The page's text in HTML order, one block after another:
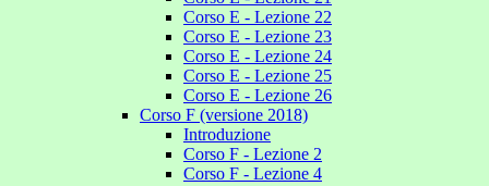
Corso E - Lezione 22
Corso E - Lezione 23
Corso E - Lezione 24
Corso E - Lezione 25
Corso E - Lezione 26
Corso F (versione 2018)
Introduzione
Corso F - Lezione 2
Corso F - Lezione 4